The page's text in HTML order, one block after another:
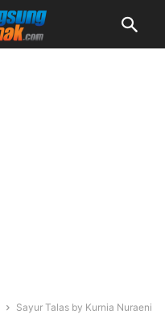
Sayur Talas by Kurnia Nuraeni